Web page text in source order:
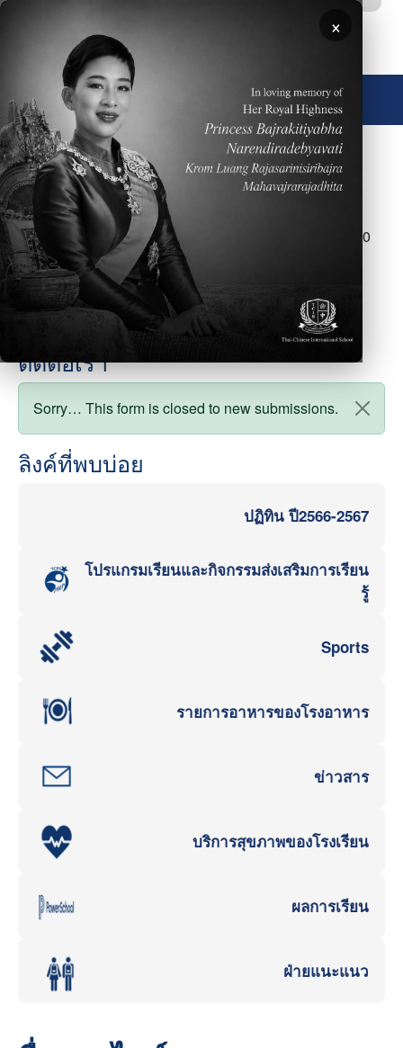
ข้ามไปยังเนื้อหาหลัก
🌐 ประเทศไทย
Submitted byWebtrixon จ, 1 Dec 2025 - 10:27
เรามีนักเรียนเข้าศึกษาในระดับ อนุบาล-ม.6 ประมาณ 640
คน
FAQ Type
About
ติดต่อเรา
สถานะข้อความ
Sorry… This form is closed to new submissions.
ลิงค์ที่พบบ่อย
ปฏิทิน ปี2566-2567
โปรแกรมเรียนและกิจกรรมส่งเสริมการเรียน
รู้
Sports
รายการอาหารของโรงอาหาร
ข่าวสาร
บริการสุขภาพของโรงเรียน
ผลการเรียน
ฝ่ายแนะแนว
×